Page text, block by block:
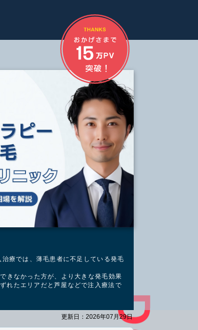
療では、薄毛患者に不足している発毛
きなかった方が、より大きな発毛効果
れたエリアだと芦屋などで注入療法で
更新日：2026年07月29日